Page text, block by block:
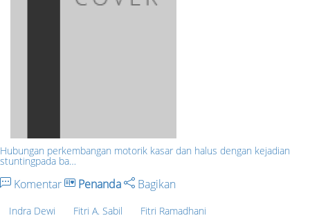
Hubungan perkembangan motorik kasar dan halus dengan kejadian
stuntingpada ba…
Komentar Penanda Bagikan
Indra Dewi Fitri A. Sabil Fitri Ramadhani